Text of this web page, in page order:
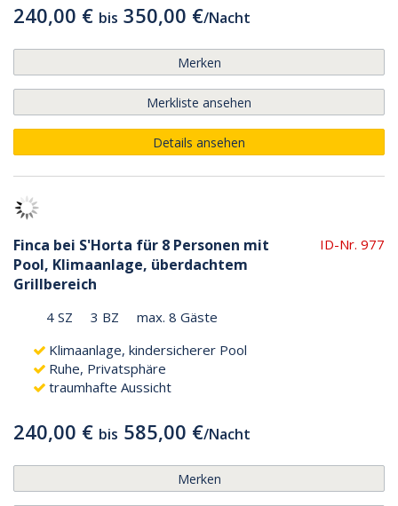
240,00 € bis 350,00 €/Nacht
Merken
Merkliste ansehen
Details ansehen
Finca bei S'Horta für 8 Personen mit
Pool, Klimaanlage, überdachtem
Grillbereich
ID-Nr. 977
4 SZ 3 BZ
max. 8 Gäste
Klimaanlage, kindersicherer Pool
Ruhe, Privatsphäre
traumhafte Aussicht
240,00 € bis 585,00 €/Nacht
Merken